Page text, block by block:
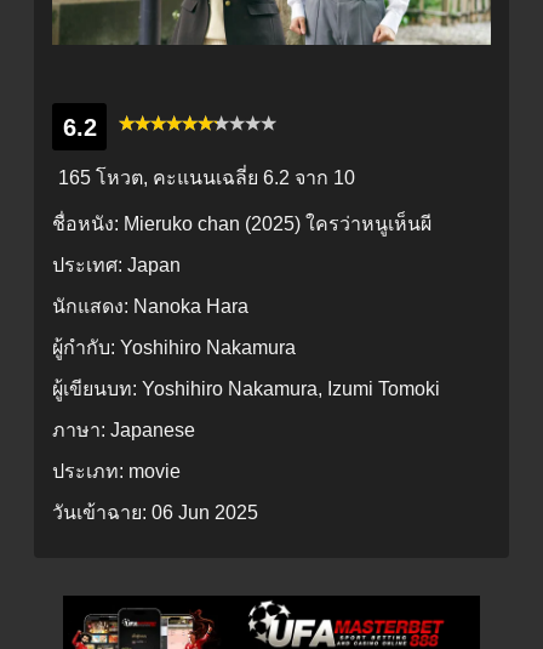
6.2
165 โหวต, คะแนนเฉลี่ย 6.2 จาก 10
ชื่อหนัง: Mieruko chan (2025) ใครว่าหนูเห็นผี
ประเทศ: Japan
นักแสดง: Nanoka Hara
ผู้กำกับ: Yoshihiro Nakamura
ผู้เขียนบท: Yoshihiro Nakamura, Izumi Tomoki
ภาษา: Japanese
ประเภท: movie
วันเข้าฉาย: 06 Jun 2025